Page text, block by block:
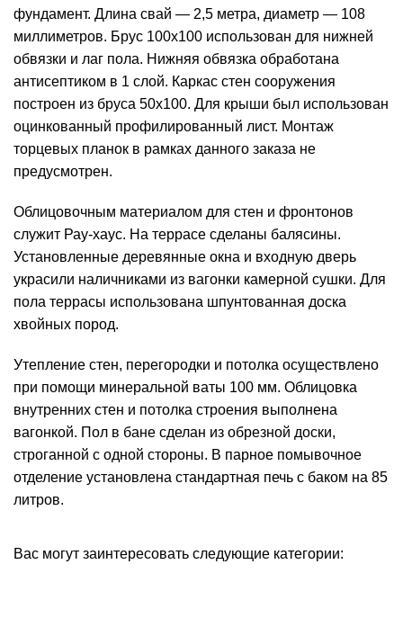
фундамент. Длина свай — 2,5 метра, диаметр — 108
миллиметров. Брус 100х100 использован для нижней
обвязки и лаг пола. Нижняя обвязка обработана
антисептиком в 1 слой. Каркас стен сооружения
построен из бруса 50х100. Для крыши был использован
оцинкованный профилированный лист. Монтаж
торцевых планок в рамках данного заказа не
предусмотрен.
Облицовочным материалом для стен и фронтонов
служит Рау-хаус. На террасе сделаны балясины.
Установленные деревянные окна и входную дверь
украсили наличниками из вагонки камерной сушки. Для
пола террасы использована шпунтованная доска
хвойных пород.
Утепление стен, перегородки и потолка осуществлено
при помощи минеральной ваты 100 мм. Облицовка
внутренних стен и потолка строения выполнена
вагонкой. Пол в бане сделан из обрезной доски,
строганной с одной стороны. В парное помывочное
отделение установлена стандартная печь с баком на 85
литров.
Вас могут заинтересовать следующие категории: